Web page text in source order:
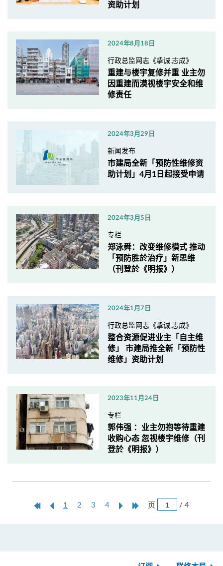
资助计划
2024年8月18日
行政总监网志《挚诚.志成》
重建与楼宇复修并重 业主勿
因重建而漠视楼宇安全和维
修责任
2024年3月29日
新闻发布
市建局全新「预防性维修资
助计划」4月1日起接受申请
2024年3月5日
专栏
郑泳舜：改变维修模式 推动
「预防胜於治疗」新思维
（刊登於《明报》）
2024年1月7日
行政总监网志《挚诚.志成》
整合资源促进业主「自主维
修」 市建局推全新「预防性
维修」资助计划
2023年11月24日
专栏
郭伟强 ：业主勿抱等待重建
收购心态 忽视楼宇维修（刊
登於《明报》）
第
上
1 2 3 4
NextLast页 / 4跳